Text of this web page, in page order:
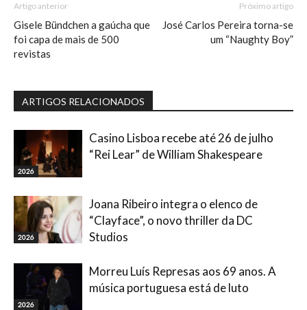
Artigo anterior
Gisele Bündchen a gaúcha que
foi capa de mais de 500
revistas
Próximo artigo
José Carlos Pereira torna-se
um “Naughty Boy”
ARTIGOS RELACIONADOS
2026
Casino Lisboa recebe até 26 de julho
“Rei Lear” de William Shakespeare
2026
Joana Ribeiro integra o elenco de
“Clayface”, o novo thriller da DC
Studios
2026
Morreu Luís Represas aos 69 anos. A
música portuguesa está de luto